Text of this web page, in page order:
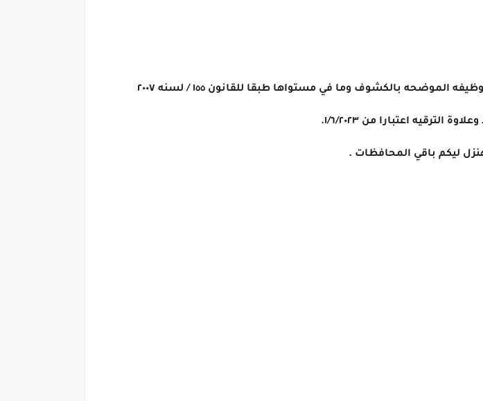
بالكشوف وما في مستواها طبقا للقانون ١٥٥ / لسنه ٢٠٠٧
الترقيه اعتبارا من ١/٦/٢٠٢٣.
ليكم باقي المحافظات .